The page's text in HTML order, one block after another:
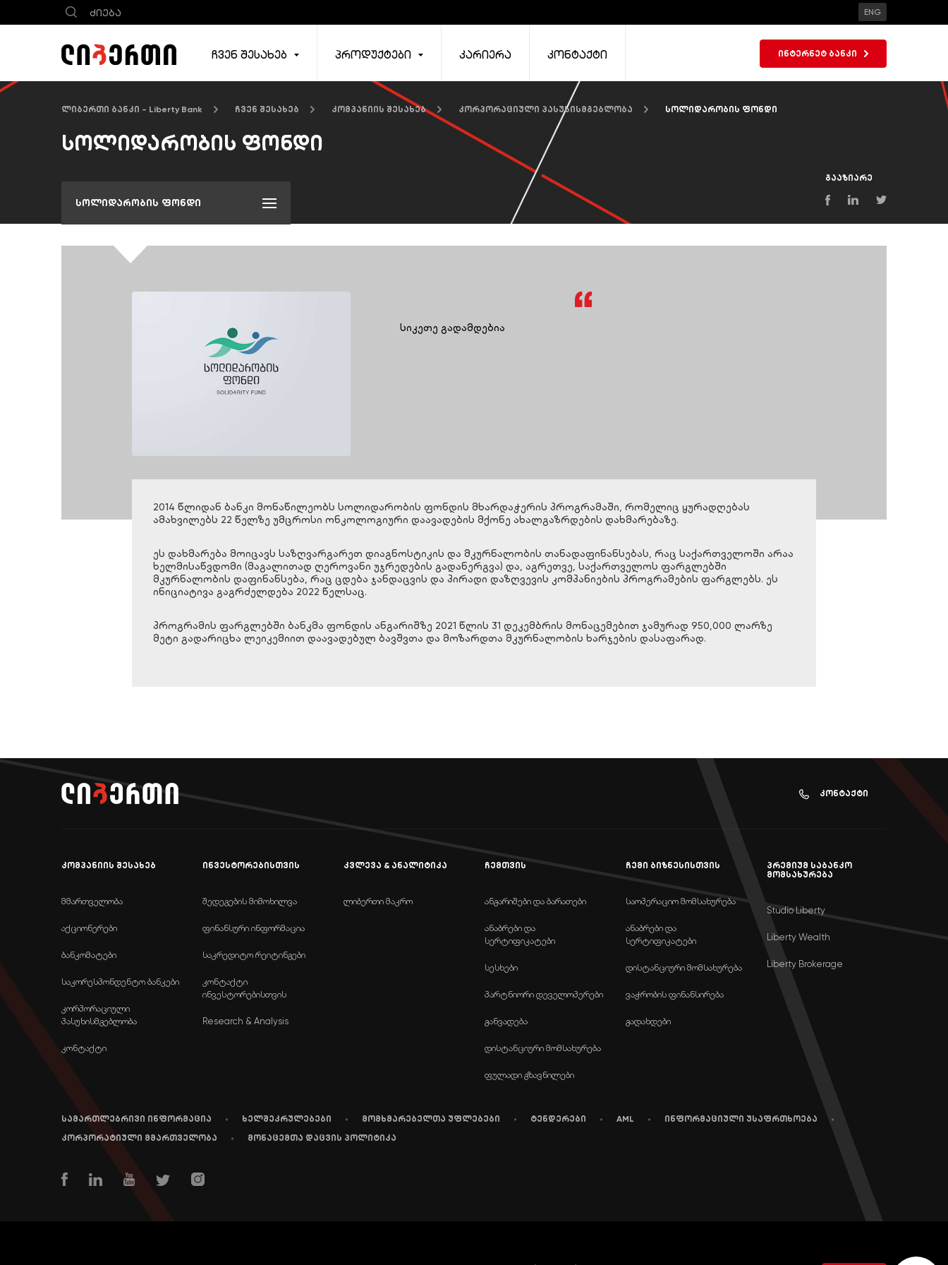
ENG
ჩვენ შესახებ პროდუქტები კარიერა კონტაქტი ინტერნეტ ბანკი
ლიბერთი ბანკი - Liberty Bank ჩვენ შესახებ კომპანიის შესახებ კორპორაციული პასუხისმგებლობა სოლიდარობის ფონდი
სოლიდარობის ფონდი
გააზიარე
სოლიდარობის ფონდი
სიკეთე გადამდებია
2014 წლიდან ბანკი მონაწილეობს სოლიდარობის ფონდის მხარდაჭერის პროგრამაში, რომელიც ყურადღებას
ამახვილებს 22 წელზე უმცროსი ონკოლოგიური დაავადების მქონე ახალგაზრდების დახმარებაზე.
ეს დახმარება მოიცავს საზღვარგარეთ დიაგნოსტიკის და მკურნალობის თანადაფინანსებას, რაც საქართველოში არაა
ხელმისაწვდომი (მაგალითად ღეროვანი უჯრედების გადანერგვა) და, აგრეთვე, საქართველოს ფარგლებში
მკურნალობის დაფინანსება, რაც ცდება ჯანდაცვის და პირადი დაზღვევის კომპანიების პროგრამების ფარგლებს. ეს
ინიციატივა გაგრძელდება 2022 წელსაც.
პროგრამის ფარგლებში ბანკმა ფონდის ანგარიშზე 2021 წლის 31 დეკემბრის მონაცემებით ჯამურად 950,000 ლარზე
მეტი გადარიცხა ლეიკემიით დაავადებულ ბავშვთა და მოზარდთა მკურნალობის ხარჯების დასაფარად.
კონტაქტი
კომპანიის შესახებ
მმართველობა
აქციონერები
ბანკომატები
საკორესპონდენტო ბანკები
კორპორაციული
პასუხისმგებლობა
კონტაქტი
ინვესტორებისთვის
შედეგების მიმოხილვა
ფინანსური ინფორმაცია
საკრედიტო რეიტინგები
კონტაქტი
ინვესტორებისთვის
Research & Analysis
კვლევა & ანალიტიკა
ლიბერთი მაკრო
ჩემთვის
ანგარიშები და ბარათები
ანაბრები და
სერტიფიკატები
სესხები
პარტნიორი დეველოპერები
განვადება
დისტანციური მომსახურება
ფულადი გზავნილები
ჩემი ბიზნესისთვის
საოპერაციო მომსახურება
ანაბრები და
სერტიფიკატები
დისტანციური მომსახურება
ვაჭრობის ფინანსირება
გადახდები
პრემიუმ საბანკო
მომსახურება
Studio Liberty
Liberty Wealth
Liberty Brokerage
სამართლებრივი ინფორმაცია ხელშეკრულებები მომხმარებელთა უფლებები ტენდერები AML
ინფორმაციული უსაფრთხოება
კორპორატიული მმართველობა
მონაცემთა დაცვის პოლიტიკა